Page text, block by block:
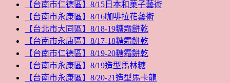
【台南市仁德區】8/15日本和菓子藝術
【台南市永康區】8/16咖啡拉花藝術
【台北市大同區】8/18-19糖霜餅乾
【台南市永康區】8/17-18糖霜餅乾
【台南市仁德區】8/19-20糖霜餅乾
【台南市永康區】8/19造型馬林糖
【台南市永康區】8/20-21造型馬卡龍